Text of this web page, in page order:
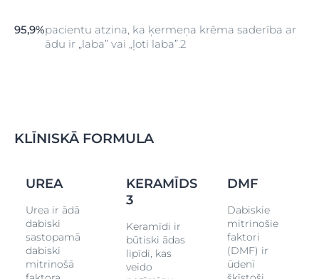
95,9%pacientu atzina, ka ķermeņa krēma saderība ar
ādu ir „laba” vai „ļoti laba”.2
KLĪNISKĀ FORMULA
UREA
Urea ir ādā
dabiski
sastopamā
dabiski
mitrinošā
KERAMĪDS
3
Keramīdi ir
būtiski ādas
lipīdi, kas
veido
DMF
Dabiskie
mitrinošie
faktori
(DMF) ir
ūdenī